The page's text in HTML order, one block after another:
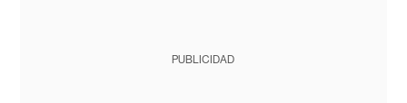
PUBLICIDAD